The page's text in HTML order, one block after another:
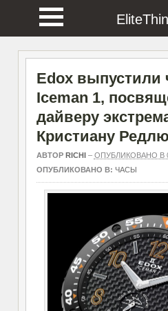
Edox выпустили
Iceman 1,
дайверу
Кристиану Редлю
АВТОР RICHI– ОПУБЛИКОВАНО В
ОПУБЛИКОВАНО В: ЧАСЫ